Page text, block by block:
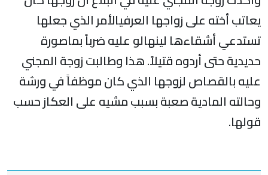
يعاتب أخته على زواجها العرفيالأمر الذي جعلها
تستدعي أشقاءها لينهالو عليه ضرباً بماصورة
حديدية حتى أردوه قتيلاً. هذا وطالبت زوجة المجني
عليه بالقصاص لزوجها الذي كان موظفاً في ورشة
وحالته المادية صعبة بسبب مشيه على العكاز حسب
قولها.